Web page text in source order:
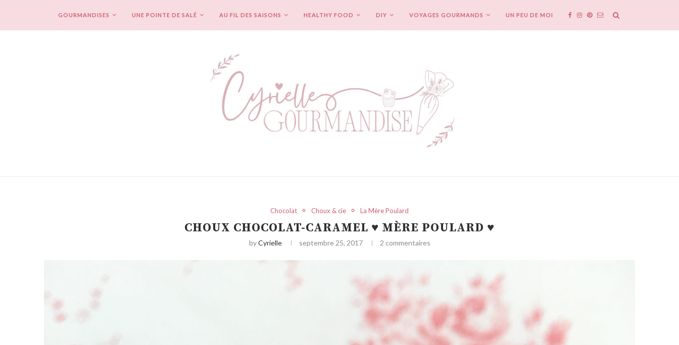
GOURMANDISES UNE POINTE DE SALÉ AU FIL DES SAISONS HEALTHY FOOD DIY VOYAGES GOURMANDS UN PEU DE MOI
Chocolat Choux & cie La Mère Poulard
CHOUX CHOCOLAT-CARAMEL ♥ MÈRE POULARD ♥
byCyrielle septembre 25, 2017 2 commentaires